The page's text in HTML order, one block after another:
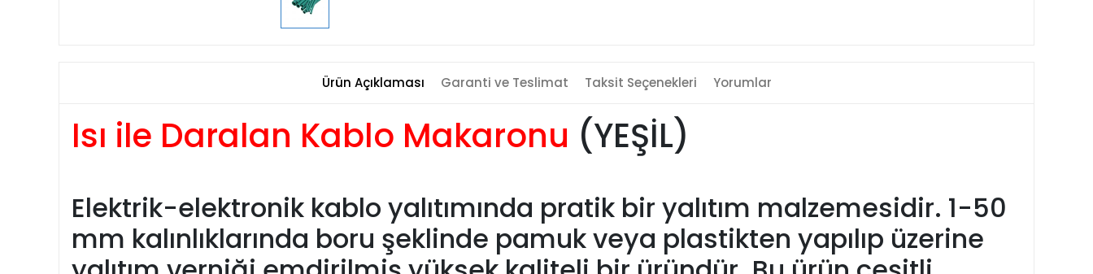
Ürün Açıklaması Garanti ve Teslimat Taksit Seçenekleri Yorumlar
Isı ile Daralan Kablo Makaronu (YEŞİL)
Elektrik-elektronik kablo yalıtımında pratik bir yalıtım malzemesidir. 1-50
mm kalınlıklarında boru şeklinde pamuk veya plastikten yapılıp üzerine